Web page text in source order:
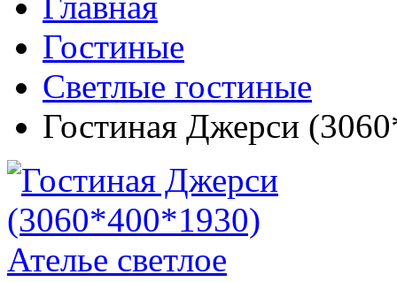
Гостиные
Светлые гостиные
Гостиная Джерси